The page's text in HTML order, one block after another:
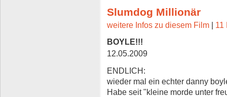
Slumdog Millionär
weitere Infos zu diesem Film | 11
BOYLE!!!
12.05.2009
ENDLICH:
wieder mal ein echter danny
Habe seit "kleine morde unter